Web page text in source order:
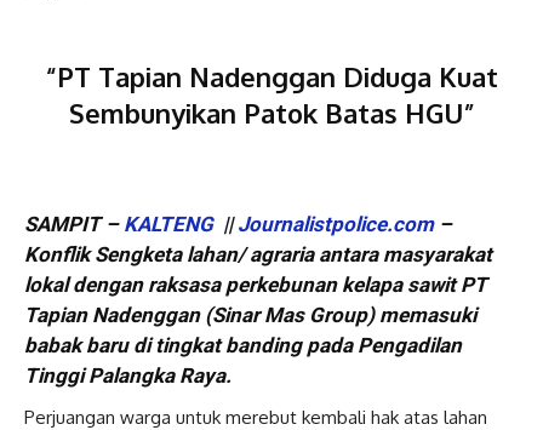
“PT Tapian Nadenggan Diduga Kuat
Sembunyikan Patok Batas HGU”
SAMPIT – KALTENG ||Journalistpolice.com–
Konflik Sengketa lahan/ agraria antara masyarakat
lokal dengan raksasa perkebunan kelapa sawit PT
Tapian Nadenggan (Sinar Mas Group) memasuki
babak baru di tingkat banding pada Pengadilan
Tinggi Palangka Raya.
Perjuangan warga untuk merebut kembali hak atas lahan